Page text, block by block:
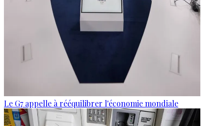
Le G7 appelle à rééquilibrer l'économie mondiale